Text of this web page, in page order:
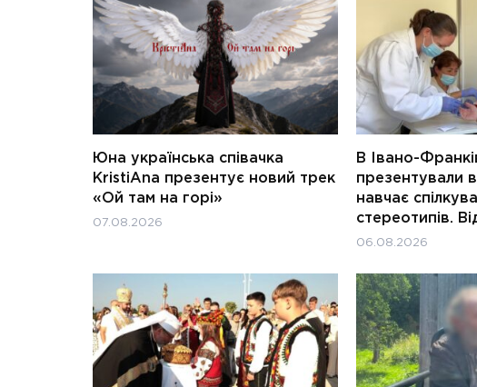
Юна українська співачка
KristiAna презентує новий трек
«Ой там на горі»
07.08.2026
В Івано-
презентували
навчає
стереотипів.
06.08.2026